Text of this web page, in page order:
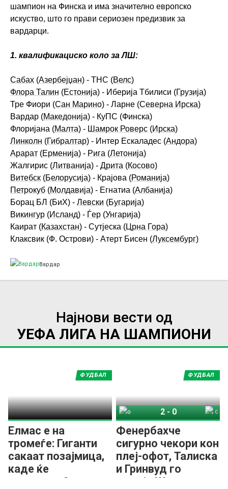
шампион на Финска и има значително европско
искуство, што го прави сериозен предизвик за
вардарци.
1. квалификациско коло за ЛШ:
Сабах (Азербејџан) - ТНС (Велс)
Флора Талин (Естонија) - Иберија Тбилиси (Грузија)
Тре Фиори (Сан Марино) - Ларне (Северна Ирска)
Вардар (Македонија) - КуПС (Финска)
Флоријана (Малта) - Шамрок Роверс (Ирска)
Линколн (Гибралтар) - Интер Ескаладес (Андора)
Арарат (Ерменија) - Рига (Летонија)
Жалгирис (Литванија) - Дрита (Косово)
Витебск (Белорусија) - Крајова (Романија)
Петрокуб (Молдавија) - Егнатиа (Албанија)
Борац БЛ (БиХ) - Левски (Бугарија)
Викингур (Исланд) - Ѓер (Унгарија)
Каират (Казахстан) - Сутјеска (Црна Гора)
Клаксвик (Ф. Острови) - Атерт Бисен (Луксембург)
Вардар
Најнови вести од
УЕФА ЛИГА НА ШАМПИОНИ
Елмас e на
тромеѓе: Гиганти
сакаат позајмица,
каде ќе
продолжи?
ФУДБАЛ
Фенербахче
сигурно чекори кон
плеј-офот, Талиска
и Гринвуд го
решија Штурм
ФУДБАЛ
2 - 0